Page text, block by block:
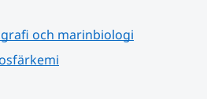
och marinbiologi